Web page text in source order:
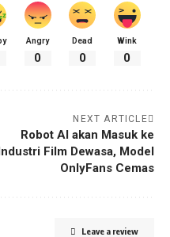
Angry
0
Dead
0
Wink
0
NEXT ARTICLE
Robot AI akan Masuk ke
Film Dewasa, Model
OnlyFans Cemas
Leave a review